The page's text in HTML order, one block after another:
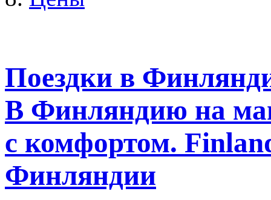
Поездки в
В Финляндию на
с комфортом.
Финляндии